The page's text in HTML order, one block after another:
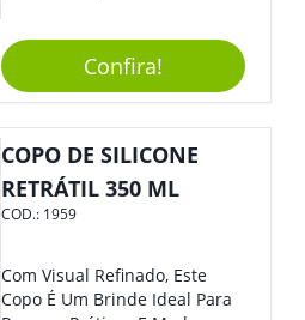
Elástico Permite Maior
Segurança Ao Carregá-Lo.
Ofereça A Seus Clientes E
Colaboradores, Sem Dúvidas
Eles Irão Adorar.
Confira!
COPO DE SILICONE
RETRÁTIL 350 ML
COD.: 1959
Com Visual Refinado, Este
Copo É Um Brinde Ideal Para